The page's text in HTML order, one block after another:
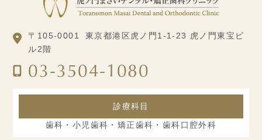
〒105-0001
東京都港区虎ノ門1-1-23 虎ノ門東宝ビ
ル2階
03-3504-1080
診療科目
歯科・小児歯科・矯正歯科・歯科口腔外科